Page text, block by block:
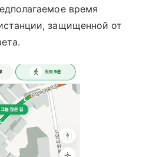
время
защищенной от